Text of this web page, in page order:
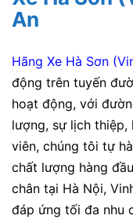
An
Hãng Xe Hà Sơn
động trên tuyến
hoạt động, với
lượng, sự lịch thiệp,
viên, chúng tôi tự
chất lượng hàng
chân tại Hà Nội,
đáp ứng tối đa nhu